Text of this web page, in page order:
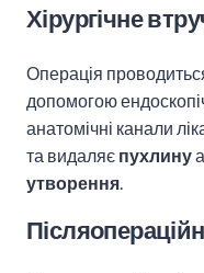
Хірургічне
Операція
допомогою
анатомічні канали
та видаляє пухлину
утворення.